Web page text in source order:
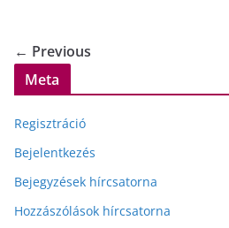
← Previous
Meta
Regisztráció
Bejelentkezés
Bejegyzések hírcsatorna
Hozzászólások hírcsatorna